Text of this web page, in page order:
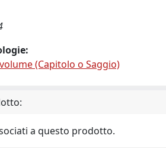
(Capitolo o Saggio)
a questo prodotto.